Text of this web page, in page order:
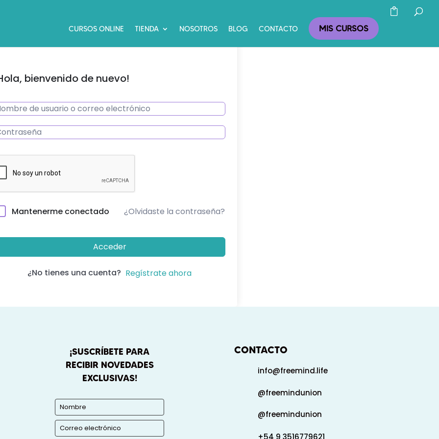
CURSOS ONLINE TIENDA NOSOTROS BLOG CONTACTO MIS CURSOS
bienvenido de nuevo!
Mantenerme conectado ¿Olvidaste la contraseña?
Acceder
¿No tienes una cuenta? Regístrate ahora
¡SUSCRÍBETE PARA
RECIBIR NOVEDADES
EXCLUSIVAS!
CONTACTO
info@freemind.life
@freemindunion
@freemindunion